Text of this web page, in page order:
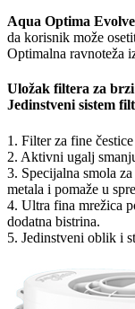
Aqua Optima
da korisnik može
Optimalna ravnoteža
Uložak filtera za
Jedinstveni sistem
1. Filter za fine
2. Aktivni ugalj
3. Specijalna smola
metala i pomaže u
4. Ultra fina mrežica
dodatna bistrina.
5. Jedinstveni oblik i